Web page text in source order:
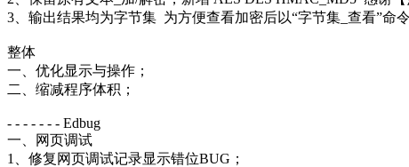
3、输出结果均为字节集 为方便查看加密后以“字节集_查看”命
整体
一、优化显示与操作；
二、缩减程序体积；
- - - - - - - Edbug
一、网页调试
1、修复网页调试记录显示错位BUG；